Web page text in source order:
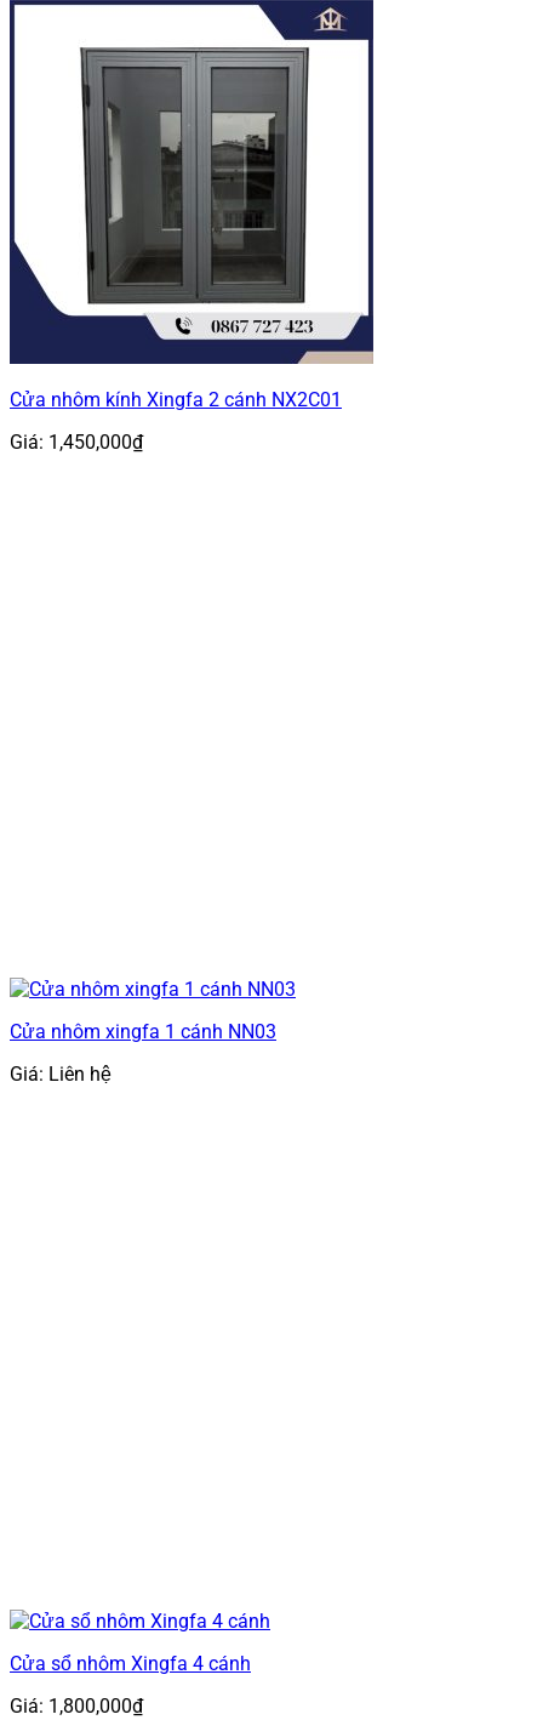
Cửa nhôm kính Xingfa 2 cánh NX2C01
Giá: 1,450,000₫
Cửa nhôm xingfa 1 cánh NN03
Giá: Liên hệ
Cửa sổ nhôm Xingfa 4 cánh
Giá: 1,800,000₫